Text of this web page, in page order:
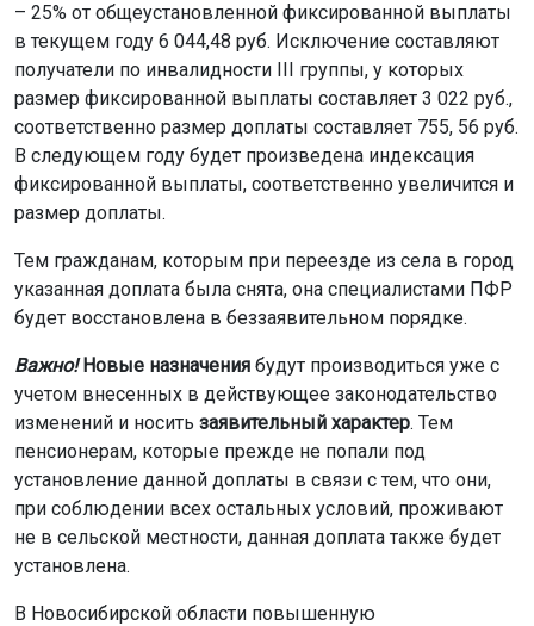
– 25% от общеустановленной фиксированной выплаты
в текущем году 6 044,48 руб. Исключение составляют
получатели по инвалидности III группы, у которых
размер фиксированной выплаты составляет 3 022 руб.,
соответственно размер доплаты составляет 755, 56 руб.
В следующем году будет произведена индексация
фиксированной выплаты, соответственно увеличится и
размер доплаты.
Тем гражданам, которым при переезде из села в город
указанная доплата была снята, она специалистами ПФР
будет восстановлена в беззаявительном порядке.
Важно! Новые назначения будут производиться уже с
учетом внесенных в действующее законодательство
изменений и носить заявительный характер. Тем
пенсионерам, которые прежде не попали под
установление данной доплаты в связи с тем, что они,
при соблюдении всех остальных условий, проживают
не в сельской местности, данная доплата также будет
установлена.
В Новосибирской области повышенную